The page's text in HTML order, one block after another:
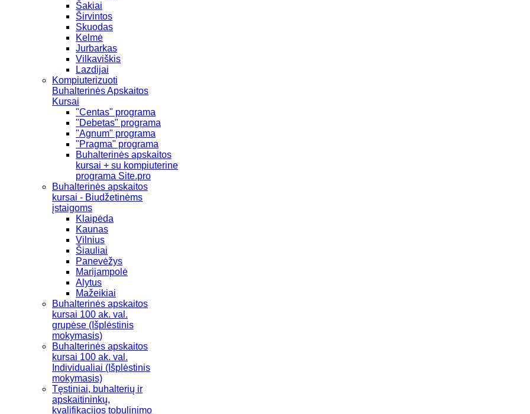
Šakiai
Širvintos
Skuodas
Kelmė
Jurbarkas
Vilkaviškis
Lazdijai
Kompiuterizuoti
Buhalterinės Apskaitos
Kursai
"Centas" programa
"Debetas" programa
"Agnum" programa
"Pragma" programa
Buhalterinės apskaitos
kursai + su kompiuterine
programa Site.pro
Buhalterinės apskaitos
kursai - Biudžetinėms
įstaigoms
Klaipėda
Kaunas
Vilnius
Šiauliai
Panevėžys
Marijampolė
Alytus
Mažeikiai
Buhalterinės apskaitos
kursai 100 ak. val.
grupėse (Išplėstinis
mokymasis)
Buhalterinės apskaitos
kursai 100 ak. val.
Individualiai (Išplėstinis
mokymasis)
Tęstiniai, buhalterių ir
apskaitininkų,
kvalifikacijos tobulinimo